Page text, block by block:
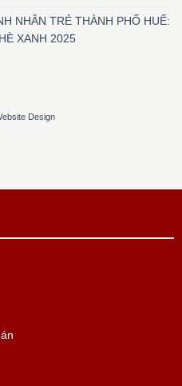
NHÂN TRẺ THÀNH PHỐ HUẾ:
XANH 2025
Design